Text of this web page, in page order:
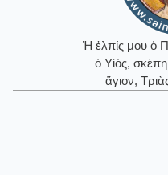
Ἡ ἐλπίς μου ὁ
ὁ Υἱός,
ἅγιον,